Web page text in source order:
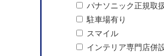
パナソニック正規取
駐車場有り
スマイル
インテリア専門店併